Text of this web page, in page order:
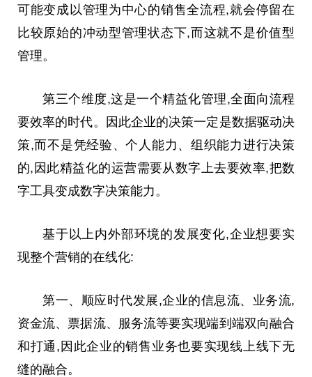
可能变成以管理为中心的销售全流程,就会停留在
比较原始的冲动型管理状态下,而这就不是价值型
管理。
第三个维度,这是一个精益化管理,全面向流程
要效率的时代。因此企业的决策一定是数据驱动决
策,而不是凭经验、个人能力、组织能力进行决策
的,因此精益化的运营需要从数字上去要效率,把数
字工具变成数字决策能力。
基于以上内外部环境的发展变化,企业想要实
现整个营销的在线化:
第一、顺应时代发展,企业的信息流、业务流,
资金流、票据流、服务流等要实现端到端双向融合
和打通,因此企业的销售业务也要实现线上线下无
缝的融合。